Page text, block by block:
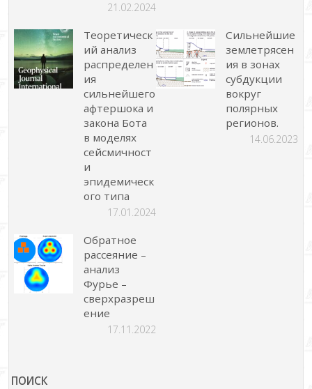
21.02.2024
Теоретическ
ий анализ
распределен
ия
сильнейшего
афтершока и
закона Бота
в моделях
сейсмичност
и
эпидемическ
ого типа
17.01.2024
Сильнейшие
землетрясен
ия в зонах
субдукции
вокруг
полярных
регионов.
14.06.2023
Обратное
рассеяние –
анализ
Фурье –
сверхразреш
ение
17.11.2022
ПОИСК